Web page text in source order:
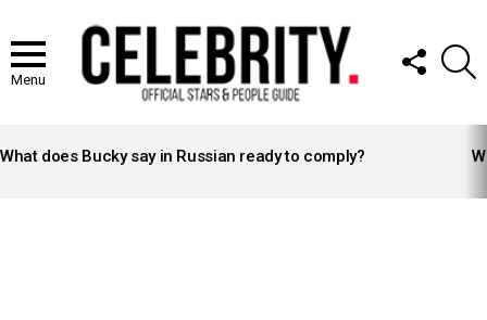
Menu
FOLLOW
US
STORIES
What does Bucky say in Russian ready to comply?